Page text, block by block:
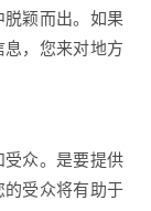
颖而出。如果
，您来对地方
众。是要提供
受众将有助于